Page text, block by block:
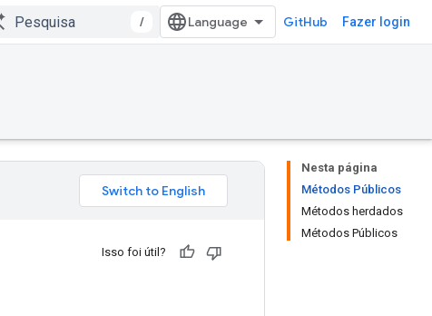
/ GitHub Fazer login
Nesta página
Métodos Públicos
Métodos herdados
Métodos Públicos
Isso foi útil?